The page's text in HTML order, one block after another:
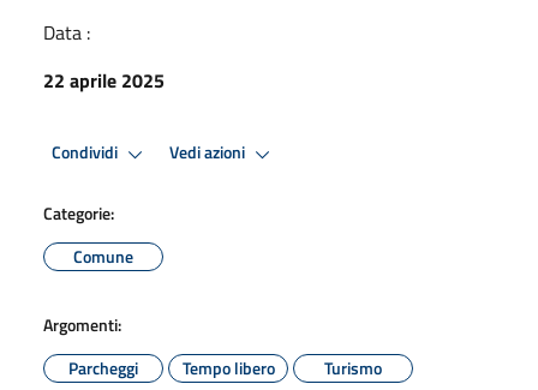
Data :
22 aprile 2025
Condividi Vedi azioni
Categorie:
Comune
Argomenti:
Parcheggi
Tempo libero Turismo